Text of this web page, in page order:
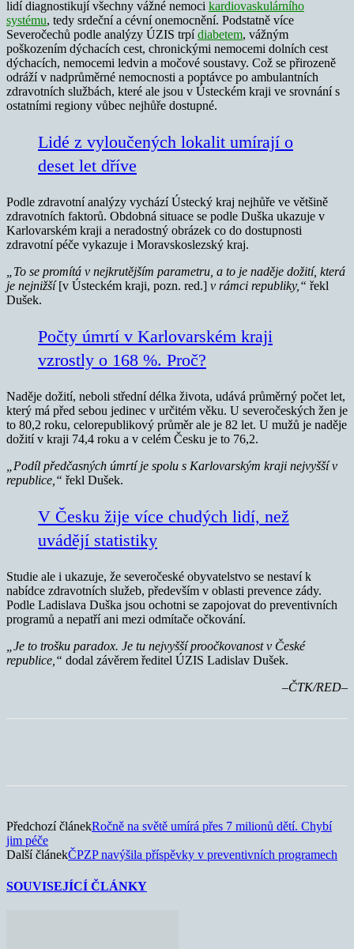
lidí diagnostikují všechny vážné nemoci kardiovaskulárního
systému, tedy srdeční a cévní onemocnění. Podstatně více
Severočechů podle analýzy ÚZIS trpídiabetem, vážným
poškozením dýchacích cest, chronickými nemocemi dolních cest
dýchacích, nemocemi ledvin a močové soustavy. Což se přirozeně
odráží v nadprůměrné nemocnosti a poptávce po ambulantních
zdravotních službách, které ale jsou v Ústeckém kraji ve srovnání s
ostatními regiony vůbec nejhůře dostupné.
Lidé z vyloučených lokalit umírají o
deset let dříve
Podle zdravotní analýzy vychází Ústecký kraj nejhůře ve většině
zdravotních faktorů. Obdobná situace se podle Duška ukazuje v
Karlovarském kraji a neradostný obrázek co do dostupnosti
zdravotní péče vykazuje i Moravskoslezský kraj.
„To se promítá v nejkrutějším parametru, a to je naděje dožití, která
je nejnižší[v Ústeckém kraji, pozn. red.] v rámci republiky,“ řekl
Dušek.
Počty úmrtí v Karlovarském kraji
vzrostly o 168 %. Proč?
Naděje dožití, neboli střední délka života, udává průměrný počet let,
který má před sebou jedinec v určitém věku. U severočeských žen je
to 80,2 roku, celorepublikový průměr ale je 82 let. U mužů je naděje
dožití v kraji 74,4 roku a v celém Česku je to 76,2.
„Podíl předčasných úmrtí je spolu s Karlovarským kraji nejvyšší v
republice,“ řekl Dušek.
V Česku žije více chudých lidí, než
uvádějí statistiky
Studie ale i ukazuje, že severočeské obyvatelstvo se nestaví k
nabídce zdravotních služeb, především v oblasti prevence zády.
Podle Ladislava Duška jsou ochotni se zapojovat do preventivních
programů a nepatří ani mezi odmítače očkování.
„Je to trošku paradox. Je tu nejvyšší proočkovanost v České
republice,“ dodal závěrem ředitel ÚZIS Ladislav Dušek.
–ČTK/RED–
Předchozí článekRočně na světě umírá přes 7 milionů dětí. Chybí
jim péče
Další článekČPZP navýšila příspěvky v preventivních programech
SOUVISEJÍCÍ ČLÁNKY